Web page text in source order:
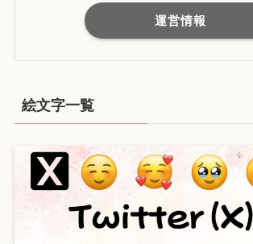
運営情報
絵文字一覧